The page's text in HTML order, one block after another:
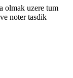
olmak uzere tum
noter tasdik